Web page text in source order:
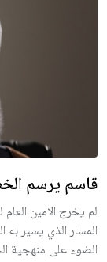
قاسم يرسم
لم يخرج الامين
المسار الذي يسير
الضوء على منهجية